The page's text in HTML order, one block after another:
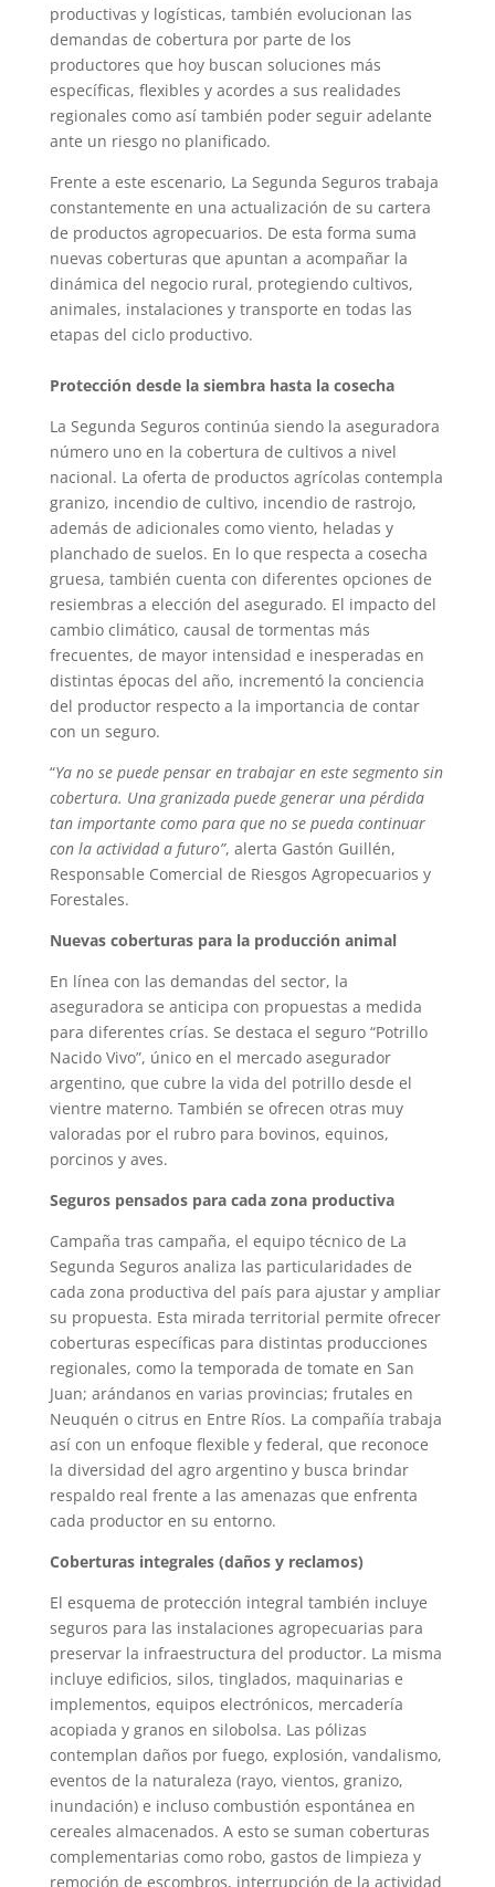
productivas y logísticas, también evolucionan las
demandas de cobertura por parte de los
productores que hoy buscan soluciones más
específicas, flexibles y acordes a sus realidades
regionales como así también poder seguir adelante
ante un riesgo no planificado.
Frente a este escenario, La Segunda Seguros trabaja
constantemente en una actualización de su cartera
de productos agropecuarios. De esta forma suma
nuevas coberturas que apuntan a acompañar la
dinámica del negocio rural, protegiendo cultivos,
animales, instalaciones y transporte en todas las
etapas del ciclo productivo.
Protección desde la siembra hasta la cosecha
La Segunda Seguros continúa siendo la aseguradora
número uno en la cobertura de cultivos a nivel
nacional. La oferta de productos agrícolas contempla
granizo, incendio de cultivo, incendio de rastrojo,
además de adicionales como viento, heladas y
planchado de suelos. En lo que respecta a cosecha
gruesa, también cuenta con diferentes opciones de
resiembras a elección del asegurado. El impacto del
cambio climático, causal de tormentas más
frecuentes, de mayor intensidad e inesperadas en
distintas épocas del año, incrementó la conciencia
del productor respecto a la importancia de contar
con un seguro.
“Ya no se puede pensar en trabajar en este segmento sin
cobertura. Una granizada puede generar una pérdida
tan importante como para que no se pueda continuar
con la actividad a futuro”, alerta Gastón Guillén,
Responsable Comercial de Riesgos Agropecuarios y
Forestales.
Nuevas coberturas para la producción animal
En línea con las demandas del sector, la
aseguradora se anticipa con propuestas a medida
para diferentes crías. Se destaca el seguro “Potrillo
Nacido Vivo”, único en el mercado asegurador
argentino, que cubre la vida del potrillo desde el
vientre materno. También se ofrecen otras muy
valoradas por el rubro para bovinos, equinos,
porcinos y aves.
Seguros pensados para cada zona productiva
Campaña tras campaña, el equipo técnico de La
Segunda Seguros analiza las particularidades de
cada zona productiva del país para ajustar y ampliar
su propuesta. Esta mirada territorial permite ofrecer
coberturas específicas para distintas producciones
regionales, como la temporada de tomate en San
Juan; arándanos en varias provincias; frutales en
Neuquén o citrus en Entre Ríos. La compañía trabaja
así con un enfoque flexible y federal, que reconoce
la diversidad del agro argentino y busca brindar
respaldo real frente a las amenazas que enfrenta
cada productor en su entorno.
Coberturas integrales (daños y reclamos)
El esquema de protección integral también incluye
seguros para las instalaciones agropecuarias para
preservar la infraestructura del productor. La misma
incluye edificios, silos, tinglados, maquinarias e
implementos, equipos electrónicos, mercadería
acopiada y granos en silobolsa. Las pólizas
contemplan daños por fuego, explosión, vandalismo,
eventos de la naturaleza (rayo, vientos, granizo,
inundación) e incluso combustión espontánea en
cereales almacenados. A esto se suman coberturas
complementarias como robo, gastos de limpieza y
remoción de escombros, interrupción de la actividad